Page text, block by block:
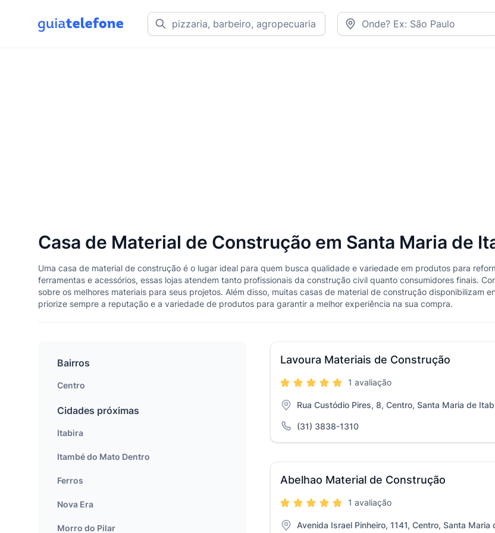
Casa de Material de Construção em Santa Maria de
Uma casa de material de construção é o lugar ideal para quem busca qualidade e variedade em produtos para
ferramentas e acessórios, essas lojas atendem tanto profissionais da construção civil quanto consumidores finais.
sobre os melhores materiais para seus projetos. Além disso, muitas casas de material de construção disponibilizam
priorize sempre a reputação e a variedade de produtos para garantir a melhor experiência na sua compra.
Lavoura Materiais de Construção
1 avaliação
Rua Custódio Pires, 8, Centro, Santa Maria de
(31) 3838-1310
Abelhao Material de Construção
1 avaliação
Avenida Israel Pinheiro, 1141, Centro, Santa Maria
Bairros
Centro
Cidades próximas
Itabira
Itambé do Mato Dentro
Ferros
Nova Era
Morro do Pilar